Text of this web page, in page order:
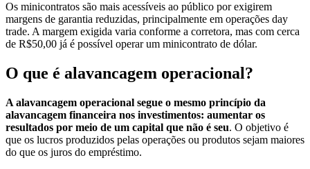
Os minicontratos são mais acessíveis ao público por exigirem
margens de garantia reduzidas, principalmente em operações day
trade. A margem exigida varia conforme a corretora, mas com cerca
de R$50,00 já é possível operar um minicontrato de dólar.
O que é alavancagem operacional?
A alavancagem operacional segue o mesmo princípio da
alavancagem financeira nos investimentos: aumentar os
resultados por meio de um capital que não é seu. O objetivo é
que os lucros produzidos pelas operações ou produtos sejam maiores
do que os juros do empréstimo.